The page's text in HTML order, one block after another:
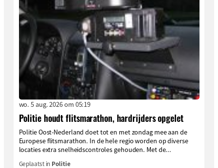
wo. 5 aug. 2026 om 05:19
Politie houdt flitsmarathon, hardrijders opgelet
Politie Oost-Nederland doet tot en met zondag mee aan de
Europese flitsmarathon. In de hele regio worden op diverse
locaties extra snelheidscontroles gehouden. Met de...
Geplaatst in Politie